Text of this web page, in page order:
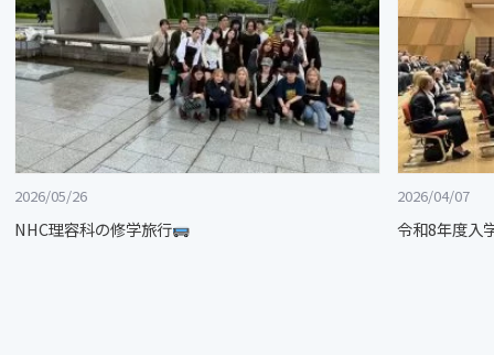
2026/05/26
NHC理容科の修学旅行
2026/04/07
令和8年度入